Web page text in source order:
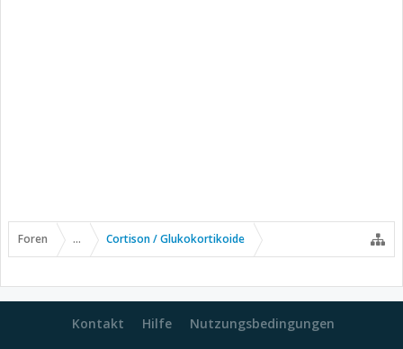
Foren ... Cortison / Glukokortikoide
Kontakt Hilfe Nutzungsbedingungen